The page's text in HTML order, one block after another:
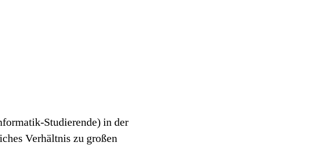
Studierende) in der
Verhältnis zu großen